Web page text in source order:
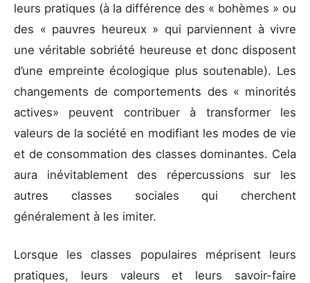
leurs pratiques (à la différence des « bohèmes » ou
des « pauvres heureux » qui parviennent à vivre
une véritable sobriété heureuse et donc disposent
d’une empreinte écologique plus soutenable). Les
changements de comportements des « minorités
actives» peuvent contribuer à transformer les
valeurs de la société en modifiant les modes de vie
et de consommation des classes dominantes. Cela
aura inévitablement des répercussions sur les
autres classes sociales qui cherchent
généralement à les imiter.
Lorsque les classes populaires méprisent leurs
pratiques, leurs valeurs et leurs savoir-faire